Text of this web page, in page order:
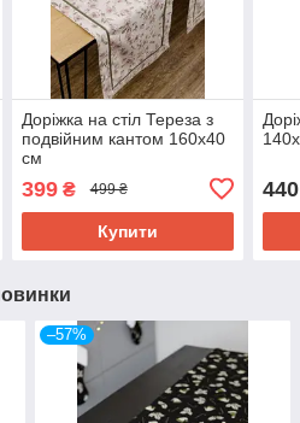
Доріжка на стіл Тереза з
подвійним кантом 160х40
см
399₴ 499 ₴
Купити
440
–57%